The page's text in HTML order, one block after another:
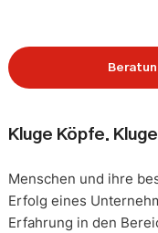
Kluge Köpfe.
Menschen und ihre
Erfolg eines
Erfahrung in den